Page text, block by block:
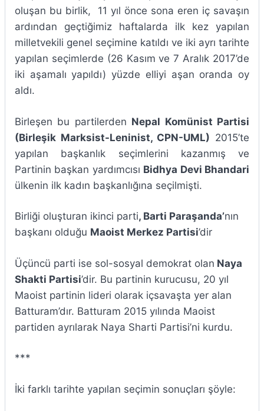
oluşan bu birlik, 11 yıl önce sona eren iç savaşın
ardından geçtiğimiz haftalarda ilk kez yapılan
milletvekili genel seçimine katıldı ve iki ayrı tarihte
yapılan seçimlerde (26 Kasım ve 7 Aralık 2017’de
iki aşamalı yapıldı) yüzde elliyi aşan oranda oy
aldı.
Birleşen bu partilerden Nepal Komünist Partisi
(Birleşik Marksist-Leninist, CPN-UML) 2015’te
yapılan başkanlık seçimlerini kazanmış ve
Partinin başkan yardımcısı Bidhya Devi Bhandari
ülkenin ilk kadın başkanlığına seçilmişti.
Birliği oluşturan ikinci parti, Barti Paraşanda’nın
başkanı olduğu Maoist Merkez Partisi’dir
Üçüncü parti ise sol-sosyal demokrat olan Naya
Shakti Partisi’dir. Bu partinin kurucusu, 20 yıl
Maoist partinin lideri olarak içsavaşta yer alan
Batturam’dır. Batturam 2015 yılında Maoist
partiden ayrılarak Naya Sharti Partisi’ni kurdu.
***
İki farklı tarihte yapılan seçimin sonuçları şöyle: